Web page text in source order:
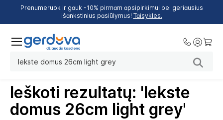
Prenumeruok ir gauk -10% pirmam apsipirkimui bei geriausius
išankstinius pasiūlymus! Taisyklės.
Ieškoti rezultatų: 'lekste
domus 26cm light grey'